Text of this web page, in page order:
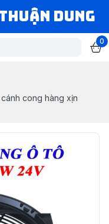
DUNG
0
cong hàng xịn